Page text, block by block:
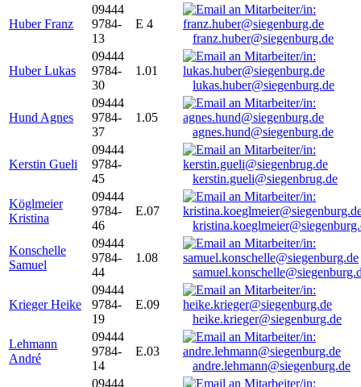
Huber Franz
09444
9784-
13
E 4
franz.huber@siegenburg.de
Huber Lukas
09444
9784-
30
1.01
lukas.huber@siegenburg.de
Hund Agnes
09444
9784-
37
1.05
agnes.hund@siegenburg.de
Kerstin Gueli
09444
9784-
45
kerstin.gueli@siegenbrug.de
Köglmeier
Kristina
09444
9784-
46
E.07
Konschelle
Samuel
09444
9784-
44
1.08
Krieger Heike
09444
9784-
19
E.09
heike.krieger@siegenburg.de
Lehmann
André
09444
9784-
14
E.03
andre.lehmann@siegenburg.de
09444